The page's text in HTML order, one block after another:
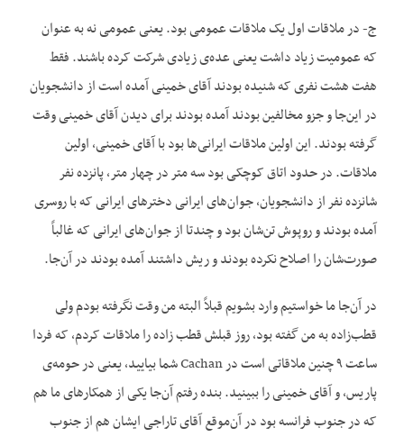
ج- در ملاقات اول یک ملاقات عمومی بود. یعنی عمومی نه به عنوان
که عمومیت زیاد داشت یعنی عده‌ی زیادی شرکت کرده باشند. فقط
هفت هشت نفری که شنیده بودند آقای خمینی آمده است از دانشجویان
در این‌جا و جزو مخالفین بودند آمده بودند برای دیدن آقای خمینی وقت
گرفته بودند. این اولین ملاقات ایرانی‌ها بود با آقای خمینی، اولین
ملاقات. در حدود اتاق کوچکی بود سه متر در چهار متر، پانزده نفر
شانزده نفر از دانشجویان، جوان‌های ایرانی دخترهای ایرانی که با روسری
آمده بودند و روپوش تن‌شان بود و چندتا از جوان‌های ایرانی که غالباً
صورت‌شان را اصلاح نکرده بودند و ریش داشتند آمده بودند در آن‌جا.
در آن‌جا ما خواستیم وارد بشویم قبلاً البته من وقت نگرفته بودم ولی
قطب‌زاده به من گفته بود، روز قبلش قطب زاده را ملاقات کردم، که فردا
ساعت ۹ چنین ملاقاتی است در Cachan شما بیایید، یعنی در حومه‌ی
پاریس، و آقای خمینی را ببینید. بنده رفتم آن‌جا یکی از همکارهای ما هم
که در جنوب فرانسه بود در آن‌موقع آقای تاراجی ایشان هم از جنوب